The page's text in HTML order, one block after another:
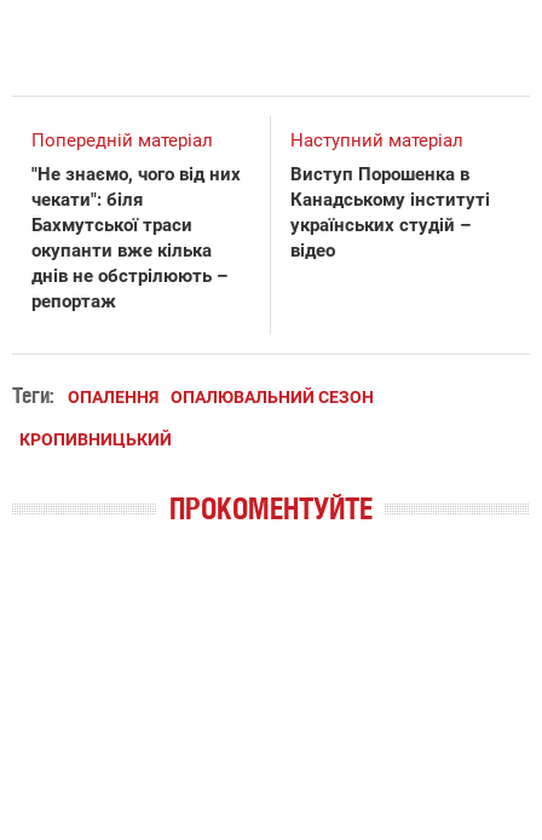
Попередній матеріал
"Не знаємо, чого від них
чекати": біля
Бахмутської траси
окупанти вже кілька
днів не обстрілюють –
репортаж
Наступний матеріал
Виступ Порошенка в
Канадському інституті
українських студій –
відео
Теги: ОПАЛЕННЯ ОПАЛЮВАЛЬНИЙ СЕЗОН
КРОПИВНИЦЬКИЙ
ПРОКОМЕНТУЙТЕ